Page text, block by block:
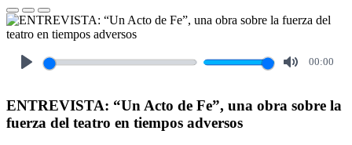
00:00
ENTREVISTA: “Un Acto de Fe”, una obra sobre la
fuerza del teatro en tiempos adversos